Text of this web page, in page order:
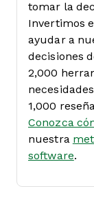
tomar la
Invertimos
ayudar a
decisiones
2,000
1,000
Conozca
nuestra
software.